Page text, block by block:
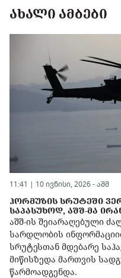
ᲐᲮᲐᲚᲘ ᲐᲛᲑᲔᲑᲘ
11:41 | 10 ივნისი, 2026 - აშშ
ᲰᲝᲠᲛᲣᲖᲘᲡ ᲡᲠᲣᲢᲔᲨᲘ
ᲡᲐᲞᲐᲡᲣᲮᲝᲓ, ᲐᲨᲨ-ᲛᲐ
აშშ-ის შეიარაღებული
სარდლობის
სრუტესთან მდებარე
მიწისზედა მართვის
წარმოადგენდა.